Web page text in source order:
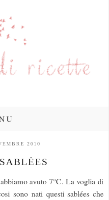
2010
avuto 7°C. La voglia di
sono nati questi sablées che